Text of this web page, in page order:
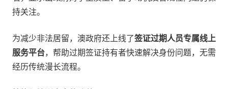
持关注。
为减少非法居留，澳政府还上线了签证过期人员专属线上
服务平台，帮助过期签证持有者快速解决身份问题，无需
经历传统漫长流程。